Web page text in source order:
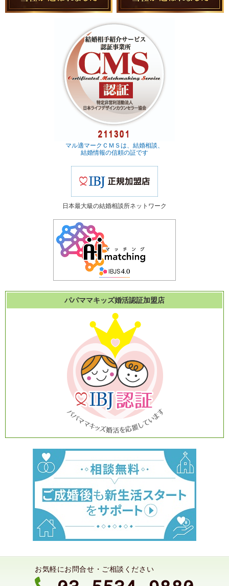
マル適マークＣＭＳは、結婚相談、
結婚情報の信頼の証です
日本最大級の結婚相談所ネットワーク
パパママキッズ婚活認証加盟店
お気軽にお問合せ・ご相談ください